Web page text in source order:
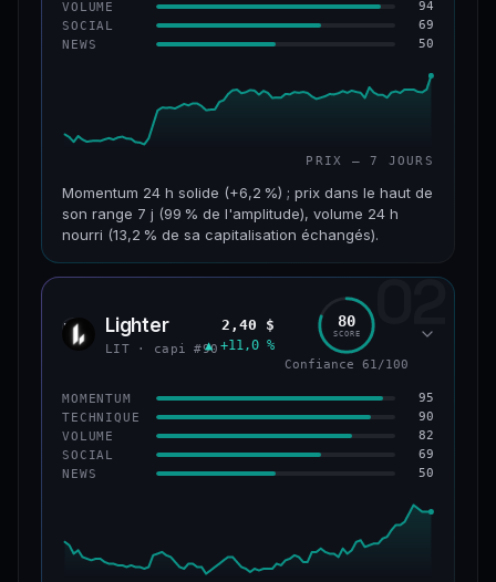
VOLUME 94
SOCIAL 69
NEWS 50
PRIX — 7 JOURS
Momentum 24 h solide (+6,2 %) ; prix dans le haut de
son range 7 j (99 % de l'amplitude), volume 24 h
nourri (13,2 % de sa capitalisation échangés).
CAP. MARCHÉ VOLUME 24 H
VAR. 7 J VAR. 30 J
+32,8 %
VS ATH
−93,6 %
CONFIANCE 64/100
02
LIT Lighter
LIT · capi #90
2,40 $
▲ +11,0 %
80
SCORE
Confiance 61/100
MOMENTUM 95
TECHNIQUE 90
VOLUME 82
SOCIAL 69
NEWS 50